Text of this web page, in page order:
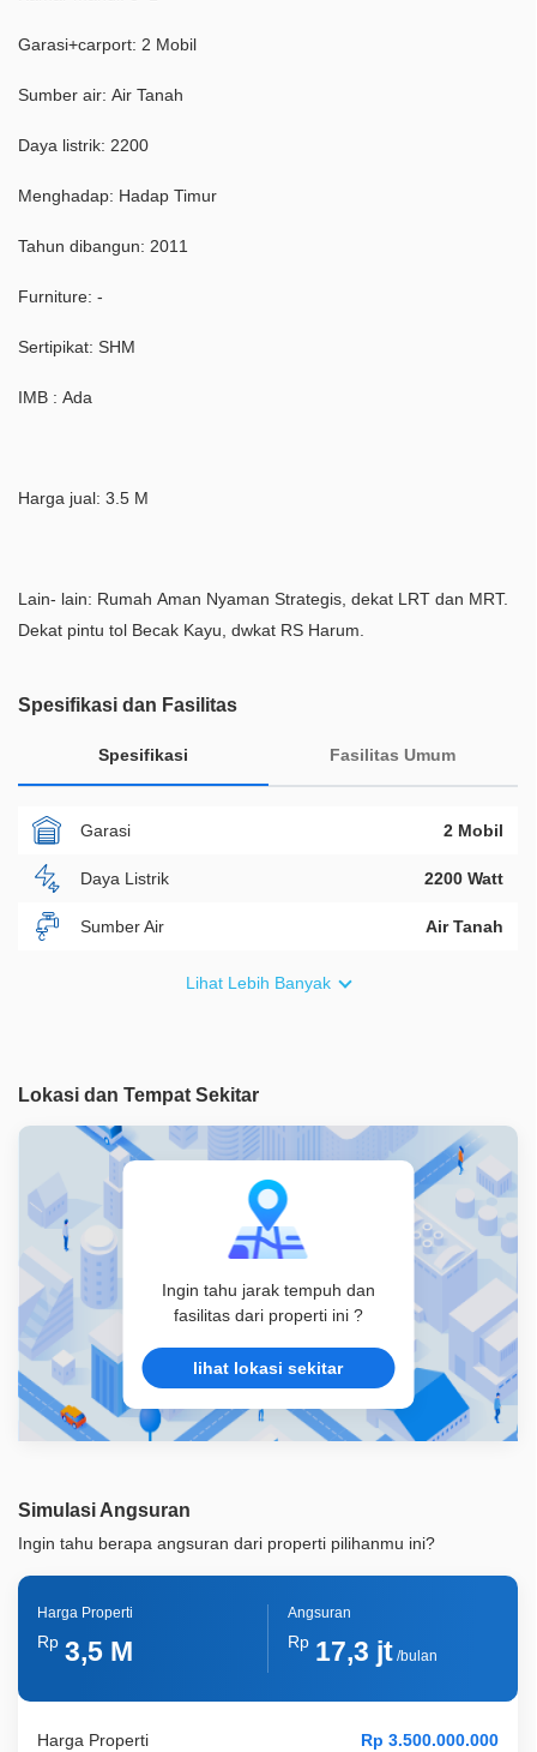
Garasi+carport: 2 Mobil
Sumber air: Air Tanah
Daya listrik: 2200
Menghadap: Hadap Timur
Tahun dibangun: 2011
Furniture: -
Sertipikat: SHM
IMB : Ada
Harga jual: 3.5 M
Lain- lain: Rumah Aman Nyaman Strategis, dekat LRT dan MRT.
Dekat pintu tol Becak Kayu, dwkat RS Harum.
Spesifikasi dan Fasilitas
Spesifikasi Fasilitas Umum
Garasi 2 Mobil
Daya Listrik 2200 Watt
Sumber Air Air Tanah
Lihat Lebih Banyak
Lokasi dan Tempat Sekitar
Ingin tahu jarak tempuh dan
fasilitas dari properti ini ?
lihat lokasi sekitar
Simulasi Angsuran
Ingin tahu berapa angsuran dari properti pilihanmu ini?
Harga Properti
Harga Properti
Rp 3,5 M
Angsuran
Rp 17,3 jt/bulan